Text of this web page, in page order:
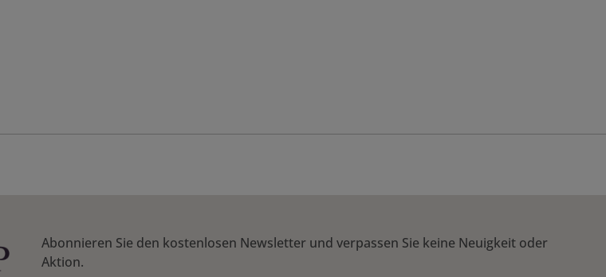
Abonnieren Sie den kostenlosen Newsletter und verpassen Sie keine Neuigkeit oder
Aktion.